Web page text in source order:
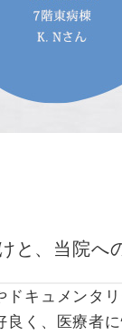
と、当院へ
キュメンタ
良く、医療者